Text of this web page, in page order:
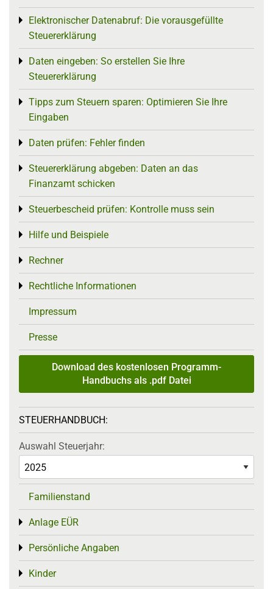
Elektronischer Datenabruf: Die vorausgefüllte
Steuererklärung
Toggle menu
Daten eingeben: So erstellen Sie Ihre
Steuererklärung
Toggle menu
Tipps zum Steuern sparen: Optimieren Sie Ihre
Eingaben
Toggle menu
Daten prüfen: Fehler finden
Toggle menu
Steuererklärung abgeben: Daten an das
Finanzamt schicken
Toggle menu
Steuerbescheid prüfen: Kontrolle muss sein
Toggle menu
Hilfe und Beispiele
Toggle menu
Rechner
Toggle menu
Rechtliche Informationen
Toggle menu
Impressum
Presse
Download des kostenlosen Programm-
Handbuchs als .pdf Datei
STEUERHANDBUCH:
Auswahl Steuerjahr:
Familienstand
Anlage EÜR
Toggle menu
Persönliche Angaben
Toggle menu
Kinder
Toggle menu